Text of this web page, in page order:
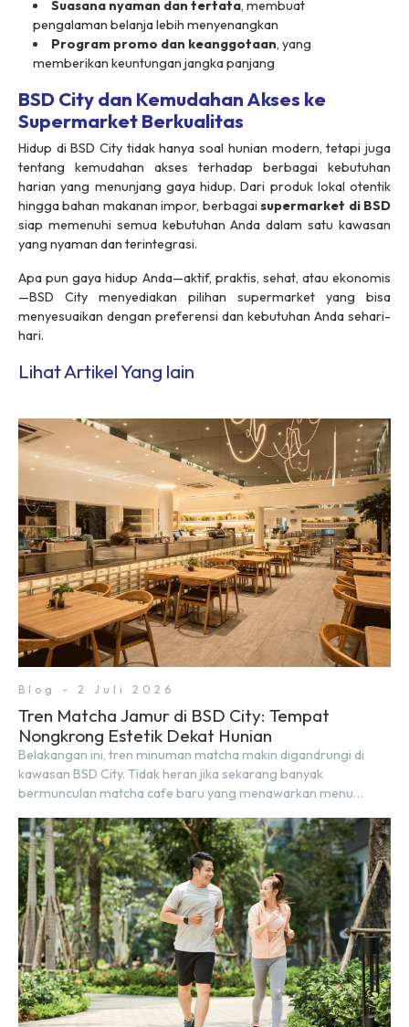
Suasana nyaman dan tertata, membuat
pengalaman belanja lebih menyenangkan
Program promo dan keanggotaan, yang
memberikan keuntungan jangka panjang
BSD City dan Kemudahan Akses ke
Supermarket Berkualitas
Hidup di BSD City tidak hanya soal hunian modern, tetapi juga
tentang kemudahan akses terhadap berbagai kebutuhan
harian yang menunjang gaya hidup. Dari produk lokal otentik
hingga bahan makanan impor, berbagaisupermarket di BSD
siap memenuhi semua kebutuhan Anda dalam satu kawasan
yang nyaman dan terintegrasi.
Apa pun gaya hidup Anda—aktif, praktis, sehat, atau ekonomis
—BSD City menyediakan pilihan supermarket yang bisa
menyesuaikan dengan preferensi dan kebutuhan Anda sehari-
hari.
Lihat Artikel Yang lain
Blog - 2 Juli 2026
Tren Matcha Jamur di BSD City: Tempat
Nongkrong Estetik Dekat Hunian
Belakangan ini, tren minuman matcha makin digandrungi di
kawasan BSD City. Tidak heran jika sekarang banyak
bermunculan matcha cafe baru yang menawarkan menu
nyaman, baik untuk produktif bekerja (WFC) maupun sekadar
bersantai bersama orang terdekat. Kabar baiknya, deretan
kafe hits ini tersebar di lokasi-lokasi strategis yang sangat […]